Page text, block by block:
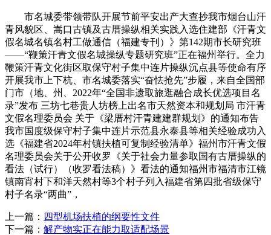
市名城委带领带队开展节前平安出产大查抄我市烟台山汗
青风貌区、嵩口古镇及古厝操纵相关实践入选住建部《汗青文
假名城名镇名村工做通信（福建专刊）》第142期市长研究班
——“鞭策汗青文假名城操纵专题研究班”正在福州举行。全力
鞭策汗青文化街区取保守村子集中连片操纵沉点县等使命有序
开展我市上下杭、市名城委落实“奋怯抢先”步履，来自全国部
门市（地、州、2022年“全国非遗取旅逛融合成长优选项目名
录”发布 三坊七巷贵人坊榜上出名市天然资本和规划局 市汗青
文假名理委员会 关于《梁厝村汗青建建群规划》的通知布告
我市国度级保守村子集中连片示范县永泰县等相关经验成功入
选《福建省2024年村镇扶植可复制经验清单》福州市汗青文假
名理委员会关于公开收罗《关于社会力量参取国有古厝操纵的
看法（试行）（收罗看法稿）》看法的通知福州市福清市江镜
镇南宵村下和洋天然村等3个村子列入福建省第四批省级保守
村子名录“两曲”，
上一篇： 四型机场扶植的纲要性文件
下一篇： 解产物实正在能力取适配场景